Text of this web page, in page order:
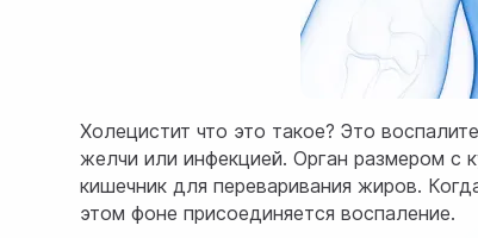
Холецистит что это такое? Это
желчи или инфекцией. Орган размером с
кишечник для переваривания жиров.
этом фоне присоединяется воспаление.